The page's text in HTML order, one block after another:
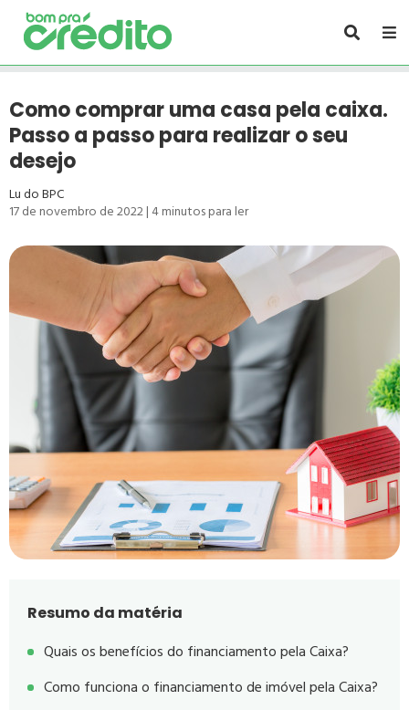
Como comprar uma casa pela caixa.
Passo a passo para realizar o seu
desejo
Lu do BPC
17 de novembro de 2022| 4minutos para ler
Resumo da matéria
Quais os benefícios do financiamento pela Caixa?
Como funciona o financiamento de imóvel pela Caixa?